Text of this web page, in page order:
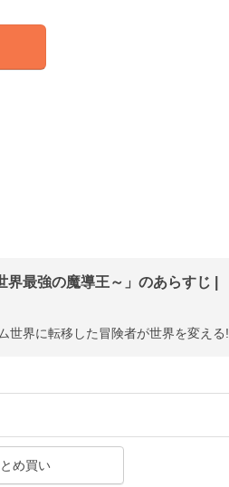
最強の魔導王～」のあらすじ |
世界に転移した冒険者が世界を変える!
め買い